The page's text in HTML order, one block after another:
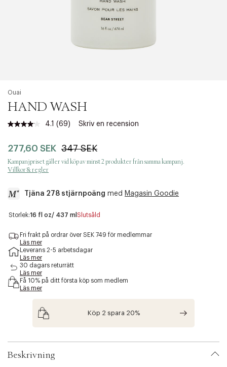
Ouai
HAND WASH
4.1
Läs
recensioner.
Länk
till
(69) Skriv en recension
277,60 SEK 347 SEK
Kampanjpriset gäller vid köp av minst 2 produkter från samma kampanj.
Villkor & regler
Tjäna 278 stjärnpoäng med Magasin Goodie
a
c
s
b
i
v
a
Storlek:16 fl oz/ 437 ml Slutsåld
Fri frakt på ordrar över SEK 749 för medlemmar
Läs mer
Leverans 2-5 arbetsdagar
Läs mer
30 dagars returrätt
Läs mer
Få 10% på ditt första köp som medlem
Läs mer
Köp 2 spara 20%
Beskrivning